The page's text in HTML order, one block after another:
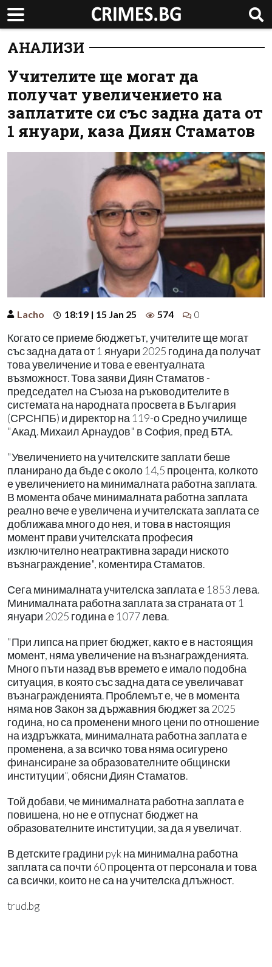
АНАЛИЗИ
Учителите ще могат да
получат увеличението на
заплатите си със задна дата от
1 януари, каза Диян Стаматов
Lacho 18:19 | 15 Jan 25 574 0
Когато се приеме бюджетът, учителите ще могат
със задна дата от 1 януари 2025 година да получат
това увеличение и това е евентуалната
възможност. Това заяви Диян Стаматов -
председател на Съюза на ръководителите в
системата на народната просвета в България
(СРСНПБ) и директор на 119-о Средно училище
"Акад. Михаил Арнаудов" в София, пред БТА.
"Увеличението на учителските заплати беше
планирано да бъде с около 14,5 процента, колкото
е увеличението на минималната работна заплата.
В момента обаче минималната работна заплата
реално вече е увеличена и учителската заплата се
доближава много до нея, и това в настоящия
момент прави учителската професия
изключително неатрактивна заради ниското
възнаграждение", коментира Стаматов.
Сега минималната учителска заплата е 1853 лева.
Минималната работна заплата за страната от 1
януари 2025 година е 1077 лева.
"При липса на приет бюджет, както е в настоящия
момент, няма увеличение на възнагражденията.
Много пъти назад във времето е имало подобна
ситуация, в която със задна дата се увеличават
възнагражденията. Проблемът е, че в момента
няма нов Закон за държавния бюджет за 2025
година, но са променени много цени по отношение
на издръжката, минималната работна заплата е
променена, а за всичко това няма осигурено
финансиране за образователните общински
институции", обясни Диян Стаматов.
Той добави, че минималната работна заплата е
повишена, но не е отпуснат бюджет на
образователните институции, за да я увеличат.
В детските градини pyk на минимална работна
заплата са почти 60 процента от персонала и това
са всички, които не са на учителска длъжност.
trud.bg